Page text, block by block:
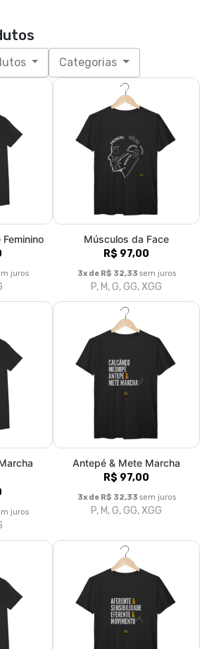
Categorias
juros
Músculos da Face
R$ 97,00
3x de R$ 32,33 sem juros
P, M, G, GG, XGG
juros
Antepé & Mete Marcha
R$ 97,00
3x de R$ 32,33 sem juros
P, M, G, GG, XGG